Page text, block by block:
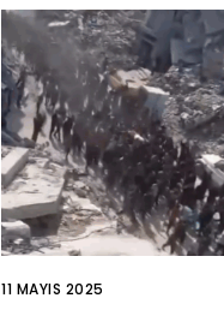
11 MAYIS 2025